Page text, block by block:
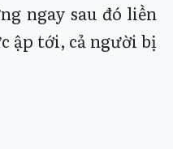
ngay sau đó liền
ập tới, cả người bị